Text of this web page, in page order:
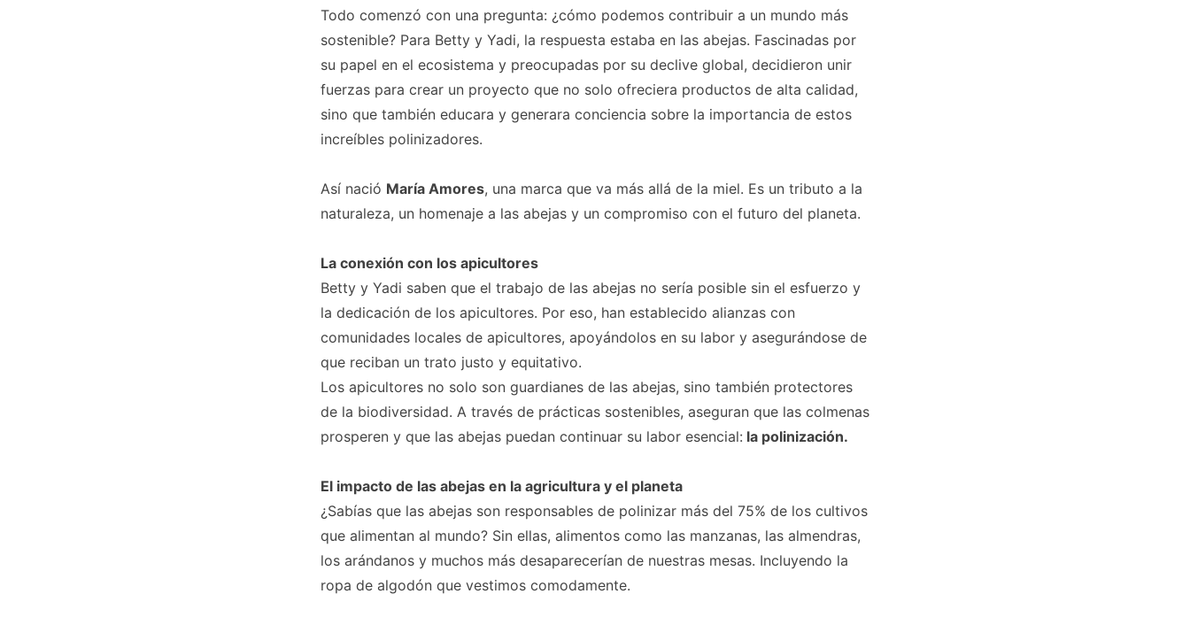
Todo comenzó con una pregunta: ¿cómo podemos contribuir a un mundo más
sostenible? Para Betty y Yadi, la respuesta estaba en las abejas. Fascinadas por
su papel en el ecosistema y preocupadas por su declive global, decidieron unir
fuerzas para crear un proyecto que no solo ofreciera productos de alta calidad,
sino que también educara y generara conciencia sobre la importancia de estos
increíbles polinizadores.
Así nació María Amores, una marca que va más allá de la miel. Es un tributo a la
naturaleza, un homenaje a las abejas y un compromiso con el futuro del planeta.
La conexión con los apicultores
Betty y Yadi saben que el trabajo de las abejas no sería posible sin el esfuerzo y
la dedicación de los apicultores. Por eso, han establecido alianzas con
comunidades locales de apicultores, apoyándolos en su labor y asegurándose de
que reciban un trato justo y equitativo.
Los apicultores no solo son guardianes de las abejas, sino también protectores
de la biodiversidad. A través de prácticas sostenibles, aseguran que las colmenas
prosperen y que las abejas puedan continuar su labor esencial: la polinización.
El impacto de las abejas en la agricultura y el planeta
¿Sabías que las abejas son responsables de polinizar más del 75% de los cultivos
que alimentan al mundo? Sin ellas, alimentos como las manzanas, las almendras,
los arándanos y muchos más desaparecerían de nuestras mesas. Incluyendo la
ropa de algodón que vestimos comodamente.